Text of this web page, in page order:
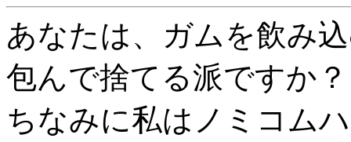
あなたは、ガムを飲み
包んで捨てる派ですか？
ちなみに私はノミコム